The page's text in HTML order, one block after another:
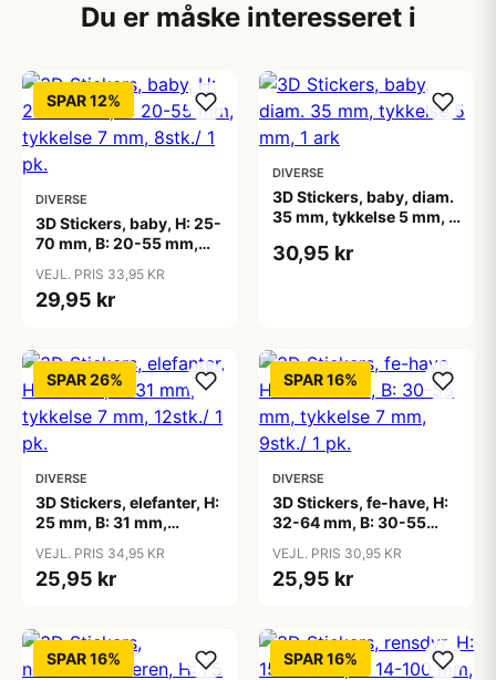
Du er måske interesseret i
SPAR 12%
DIVERSE
3D Stickers, baby, H: 25-
70 mm, B: 20-55 mm,
pk.
VEJL. PRIS 33,95 KR
29,95 kr
DIVERSE
3D Stickers, baby, diam.
35 mm, tykkelse 5 mm, 1
30,95 kr
SPAR 26%
DIVERSE
3D Stickers, elefanter, H:
25 mm, B: 31 mm,
pk.
VEJL. PRIS 34,95 KR
25,95 kr
SPAR 16%
DIVERSE
3D Stickers, fe-have, H:
32-64 mm, B: 30-55
9stk./ 1 pk.
VEJL. PRIS 30,95 KR
25,95 kr
SPAR 16% SPAR 16%